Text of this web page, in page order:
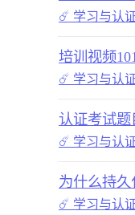
☄️ 学习与认
培训视频
☄️ 学习与认
认证考试题
☄️ 学习与认
为什么持
☄️ 学习与认